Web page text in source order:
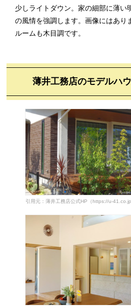
少しライトダウン。家の細部に薄い
の風情を強調します。画像にはあり
ルームも木目調です。
薄井工務店のモデルハ
引用元：薄井工務店公式HP（https://u-